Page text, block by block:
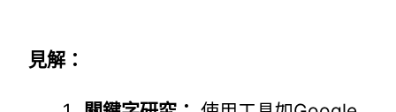
見解：